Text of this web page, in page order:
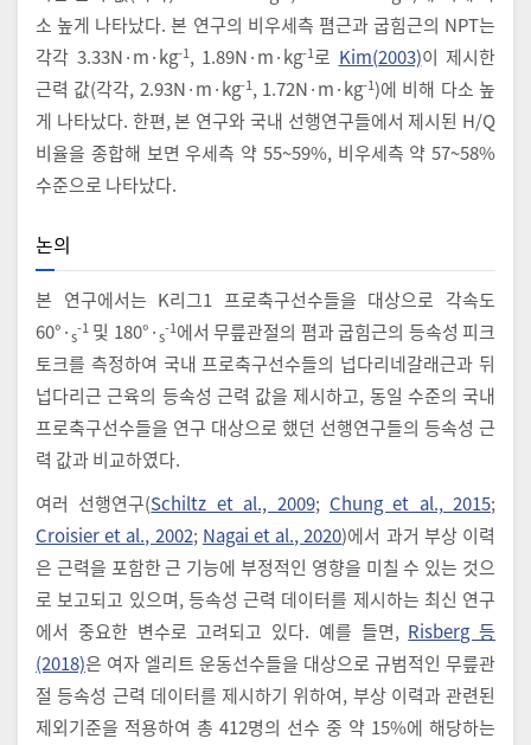
소 높게 나타났다. 본 연구의 비우세측 폄근과 굽힘근의 NPT는
각각 3.33N·m·kg-1, 1.89N·m·kg-1로 Kim(2003)이 제시한
근력 값(각각, 2.93N·m·kg-1, 1.72N·m·kg-1)에 비해 다소 높
게 나타났다. 한편, 본 연구와 국내 선행연구들에서 제시된 H/Q
비율을 종합해 보면 우세측 약 55~59%, 비우세측 약 57~58%
수준으로 나타났다.
논의
본 연구에서는 K리그1 프로축구선수들을 대상으로 각속도
60°·s
-1 및 180°·s
-1에서 무릎관절의 폄과 굽힘근의 등속성 피크
토크를 측정하여 국내 프로축구선수들의 넙다리네갈래근과 뒤
넙다리근 근육의 등속성 근력 값을 제시하고, 동일 수준의 국내
프로축구선수들을 연구 대상으로 했던 선행연구들의 등속성 근
력 값과 비교하였다.
여러 선행연구(Schiltz et al., 2009; Chung et al., 2015;
Croisier et al., 2002; Nagai et al., 2020)에서 과거 부상 이력
은 근력을 포함한 근 기능에 부정적인 영향을 미칠 수 있는 것으
로 보고되고 있으며, 등속성 근력 데이터를 제시하는 최신 연구
에서 중요한 변수로 고려되고 있다. 예를 들면, Risberg 등
(2018)은 여자 엘리트 운동선수들을 대상으로 규범적인 무릎관
절 등속성 근력 데이터를 제시하기 위하여, 부상 이력과 관련된
제외기준을 적용하여 총 412명의 선수 중 약 15%에 해당하는